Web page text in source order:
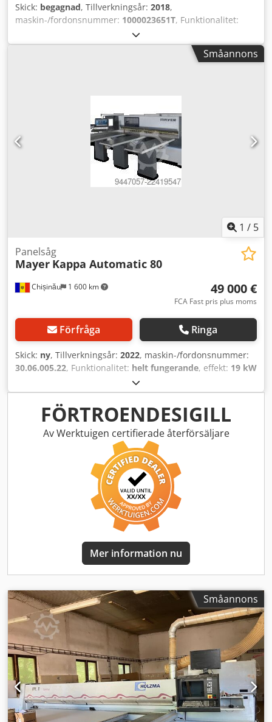
Skick: begagnad, Tillverkningsår: 2018,
maskin-/fordonsnummer: 1000023651T, Funktionalitet:
50 kW (67,98 hk)
ingångsfrekvens:50 Hz, klipphöjd (max.):95 mm,
dokumentation
Småannons
1 / 5
Chișinău 1 600 km
Panelsåg
Mayer Kappa Automatic 80
49 000 €
FCA Fast pris plus moms
Förfråga Ringa
Skick: ny, Tillverkningsår: 2022, maskin-/fordonsnummer:
30.06.005.22, Funktionalitet: helt fungerande, effekt: 19 kW
400 V, klippbredd (max.):
mm, sågbladsdiameter:320 mm, Utrustning:CE-
märkning, dokumentation / manual, doserare, skydd för
sågklinga, varvtal steglöst justerbart, Vi erbjuder denna
nya, automatiska panelsåg, modell Mayer Kappa Automatic
80, tillverkad år 2022. Om du har några frågor eller
behöver mer information är du välkommen att skicka ett
meddelande eller ringa oss. Dcjdozphc Nspfx Angek
FÖRTROENDESIGILL
Av Werktuigen certifierade återförsäljare
Mer information nu
Småannons